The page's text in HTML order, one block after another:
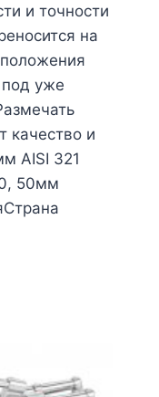
и точности
на
под уже
качество и
AISI 321
50мм